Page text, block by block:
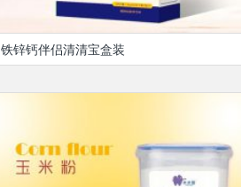
铁锌钙伴侣清清宝盒装